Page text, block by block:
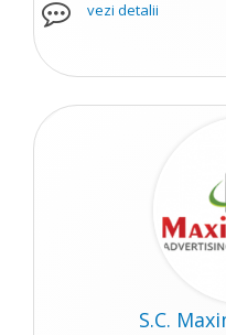
vezi detalii
S.C.